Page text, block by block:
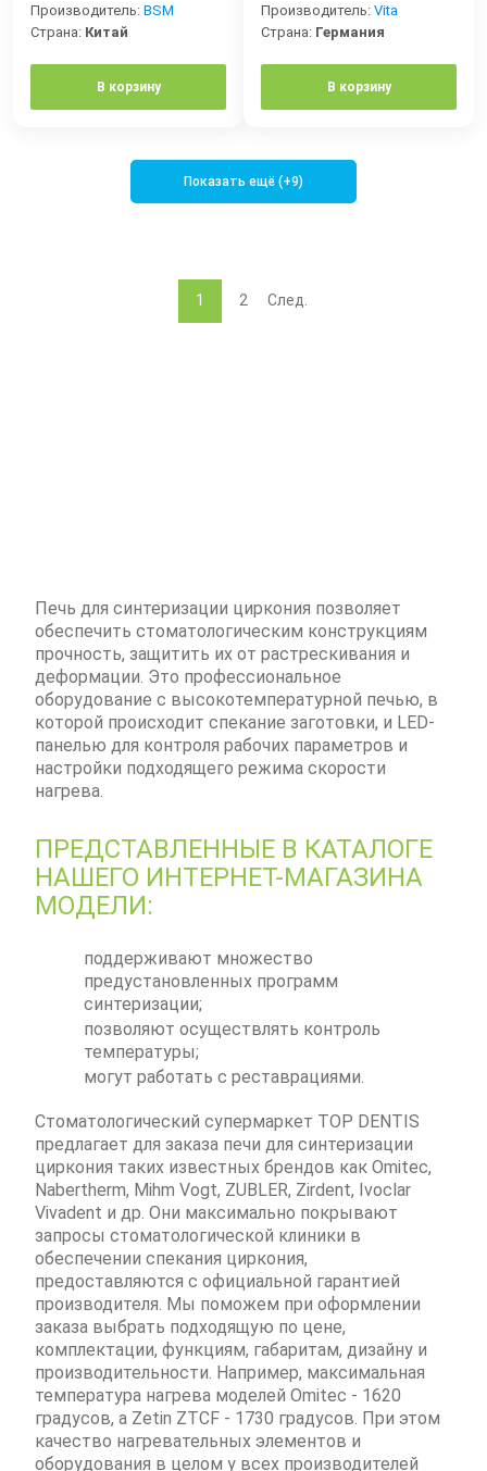
Производитель: BSM
Страна: Китай
В корзину
Производитель: Vita
Страна: Германия
В корзину
Показать ещё (+9)
1 2 След.
Печь для синтеризации циркония позволяет
обеспечить стоматологическим конструкциям
прочность, защитить их от растрескивания и
деформации. Это профессиональное
оборудование с высокотемпературной печью, в
которой происходит спекание заготовки, и LED-
панелью для контроля рабочих параметров и
настройки подходящего режима скорости
нагрева.
ПРЕДСТАВЛЕННЫЕ В КАТАЛОГЕ
НАШЕГО ИНТЕРНЕТ-МАГАЗИНА
МОДЕЛИ:
поддерживают множество
предустановленных программ
синтеризации;
позволяют осуществлять контроль
температуры;
могут работать с реставрациями.
Стоматологический супермаркет TOP DENTIS
предлагает для заказа печи для синтеризации
циркония таких известных брендов как Omitec,
Nabertherm, Mihm Vogt, ZUBLER, Zirdent, Ivoclar
Vivadent и др. Они максимально покрывают
запросы стоматологической клиники в
обеспечении спекания циркония,
предоставляются с официальной гарантией
производителя. Мы поможем при оформлении
заказа выбрать подходящую по цене,
комплектации, функциям, габаритам, дизайну и
производительности. Например, максимальная
температура нагрева моделей Omitec - 1620
градусов, а Zetin ZTCF - 1730 градусов. При этом
качество нагревательных элементов и
оборудования в целом у всех производителей